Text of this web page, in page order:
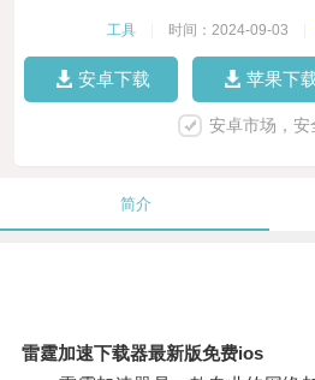
工具 时间：2024-09-03
安卓下载 苹果下
安卓市场，安
简介
雷霆加速下载器最新版免费ios